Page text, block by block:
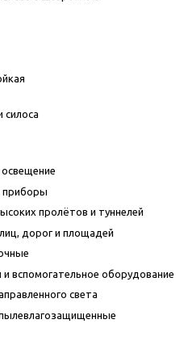
силоса
приборы
пролётов и туннелей
дорог и площадей
вспомогательное оборудование
света